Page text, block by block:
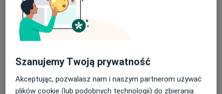
Certyfikat Szpital Bez Bólu
więcejO nas
Szanujemy Twoją prywatność
Akceptując, pozwalasz nam i naszym partnerom używać
plików cookie (lub podobnych technologii) do zbierania